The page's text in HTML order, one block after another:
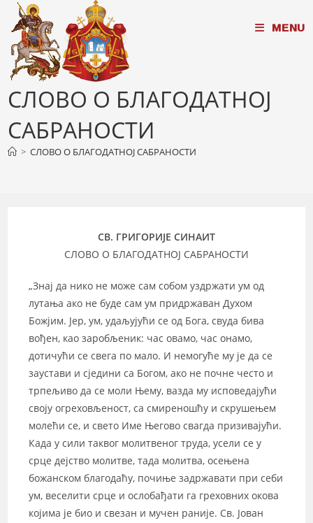
Skip
content
MENU
СЛОВО О БЛАГОДАТНОЈ
САБРАНОСТИ
> СЛОВО О БЛАГОДАТНОЈ САБРАНОСТИ
СВ. ГРИГОРИЈЕ СИНАИТ
СЛОВО О БЛАГОДАТНОЈ САБРАНОСТИ
„Знај да нико не може сам собом уздржати ум од
лутања ако не буде сам ум придржаван Духом
Божјим. Јер, ум, удаљујући се од Бога, свуда бива
вођен, као заробљеник: час овамо, час онамо,
дотичући се свега по мало. И немогуће му је да се
заустави и сједини са Богом, ако не почне често и
трпељиво да се моли Њему, вазда му исповедајући
своју огреховљеност, са смиреношћу и скрушењем
молећи се, и свето Име Његово свагда призивајући.
Када у сили таквог молитвеног труда, усели се у
срце дејство молитве, тада молитва, осењена
божанском благодаћу, почиње задржавати при себи
ум, веселити срце и ослобађати га греховних окова
којима је био и свезан и мучен раније. Св. Јован